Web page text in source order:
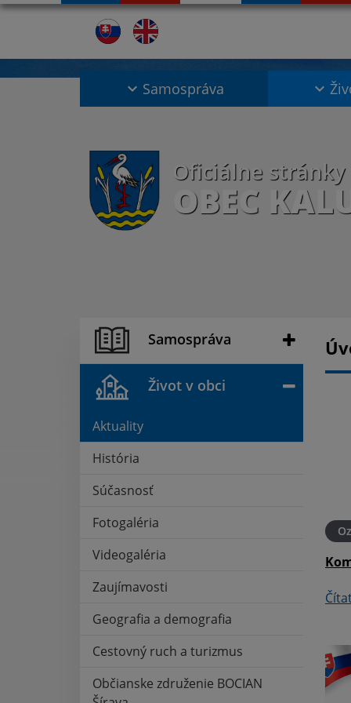
Samospráva
Oficiálne stránky
OBEC
Samospráva
Život v obci
Aktuality
História
Súčasnosť
Fotogaléria
Videogaléria
Zaujímavosti
Geografia a demografia
Cestovný ruch a turizmus
Občianske združenie BOCIAN
21. MÁJ 2026 Oznámenia
Pošta - oznámenie
Čítať ďalej